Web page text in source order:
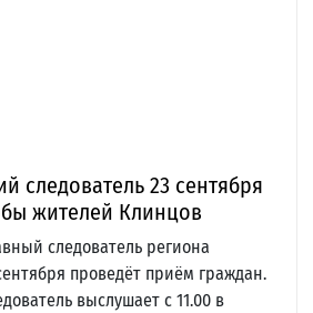
следователь 23 сентября
жителей Клинцов
следователь региона
проведёт приём граждан.
выслушает с 11.00 в